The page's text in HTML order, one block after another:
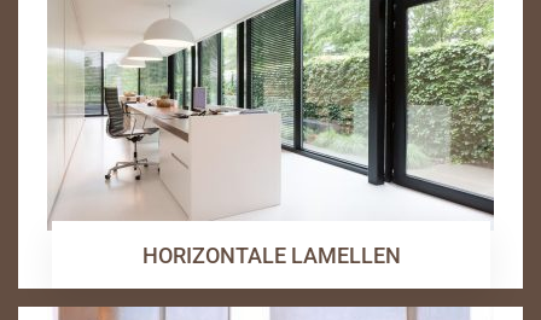
HORIZONTALE LAMELLEN